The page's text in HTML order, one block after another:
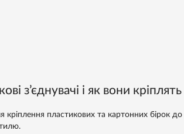
з’єднувачі і як вони кріплять
пластикових та картонних бірок до